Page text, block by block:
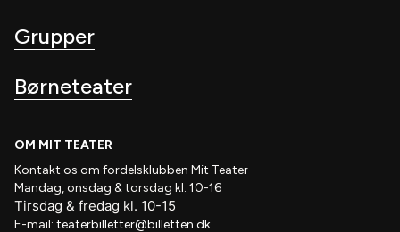
Grupper
Børneteater
OM MIT TEATER
Kontakt os om fordelsklubben Mit Teater
Mandag, onsdag & torsdag kl. 10-16
Tirsdag & fredag kl. 10-15
E-mail: teaterbilletter@billetten.dk